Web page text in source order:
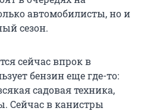
автомобилисты, но и
сезон.
сейчас впрок в
бензин еще где-то:
садовая техника,
Сейчас в канистры